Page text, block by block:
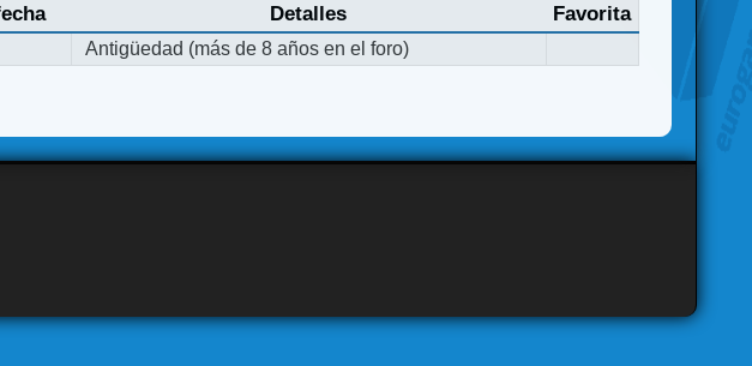
Detalles Favorita
Antigüedad (más de 8 años en el foro)